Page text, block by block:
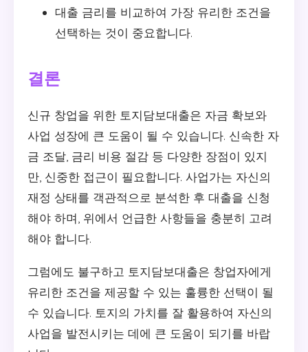
대출 금리를 비교하여 가장 유리한 조건을
선택하는 것이 중요합니다.
결론
신규 창업을 위한 토지담보대출은 자금 확보와
사업 성장에 큰 도움이 될 수 있습니다. 신속한 자
금 조달, 금리 비용 절감 등 다양한 장점이 있지
만, 신중한 접근이 필요합니다. 사업가는 자신의
재정 상태를 객관적으로 분석한 후 대출을 신청
해야 하며, 위에서 언급한 사항들을 충분히 고려
해야 합니다.
그럼에도 불구하고 토지담보대출은 창업자에게
유리한 조건을 제공할 수 있는 훌륭한 선택이 될
수 있습니다. 토지의 가치를 잘 활용하여 자신의
사업을 발전시키는 데에 큰 도움이 되기를 바랍